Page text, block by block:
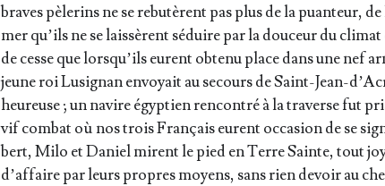
braves pèle­rins ne se rebu­tèrent pas plus de la puan­teur,
mer qu’ils ne se lais­sèrent séduire par la dou­ceur du
de cesse que lors­qu’ils eurent obte­nu place dans une nef
jeune roi Lusi­gnan envoyait au secours de Saint-Jean-
heu­reuse ; un navire égyp­tien ren­con­tré à la tra­verse fut
vif com­bat où nos trois Fran­çais eurent occa­sion de se
bert, Milo et Daniel mirent le pied en Terre Sainte, tout
d’af­faire par leurs propres moyens, sans rien devoir au